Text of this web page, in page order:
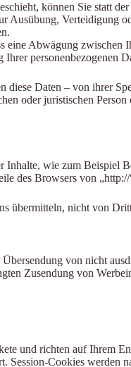
können Sie statt
Verteidigung
Abwägung zwischen
personenbezogenen
diese Daten – von ihrer
oder juristischen
wie zum Beispiel
des Browsers von
übermitteln, nicht von
von nicht
Zusendung von
und richten auf Ihrem
Cookies